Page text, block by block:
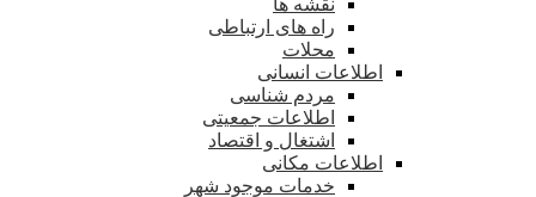
نقشه ها
راه های ارتباطی
محلات
اطلاعات انسانی
مردم شناسی
اطلاعات جمعیتی
اشتغال و اقتصاد
اطلاعات مکانی
خدمات موجود شهر